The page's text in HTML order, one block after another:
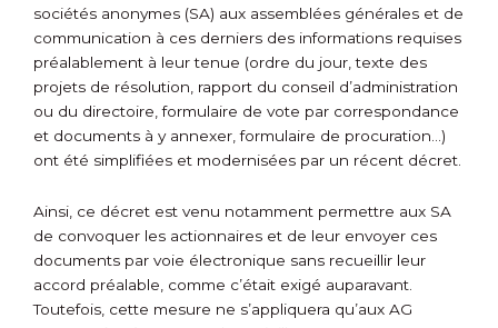
sociétés anonymes (SA) aux assemblées générales et de
communication à ces derniers des informations requises
préalablement à leur tenue (ordre du jour, texte des
projets de résolution, rapport du conseil d’administration
ou du directoire, formulaire de vote par correspondance
et documents à y annexer, formulaire de procuration…)
ont été simplifiées et modernisées par un récent décret.
Ainsi, ce décret est venu notamment permettre aux SA
de convoquer les actionnaires et de leur envoyer ces
documents par voie électronique sans recueillir leur
accord préalable, comme c’était exigé auparavant.
Toutefois, cette mesure ne s’appliquera qu’aux AG